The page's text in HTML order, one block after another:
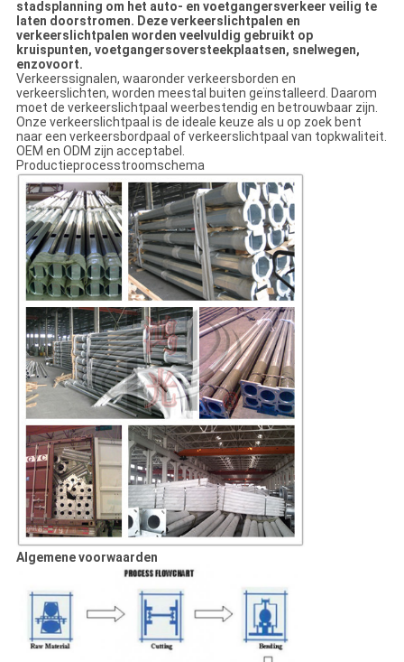
stadsplanning om het auto- en voetgangersverkeer veilig te
laten doorstromen. Deze verkeerslichtpalen en
verkeerslichtpalen worden veelvuldig gebruikt op
kruispunten, voetgangersoversteekplaatsen, snelwegen,
enzovoort.
Verkeerssignalen, waaronder verkeersborden en
verkeerslichten, worden meestal buiten geïnstalleerd. Daarom
moet de verkeerslichtpaal weerbestendig en betrouwbaar zijn.
Onze verkeerslichtpaal is de ideale keuze als u op zoek bent
naar een verkeersbordpaal of verkeerslichtpaal van topkwaliteit.
OEM en ODM zijn acceptabel.
Productieprocesstroomschema
Algemene voorwaarden